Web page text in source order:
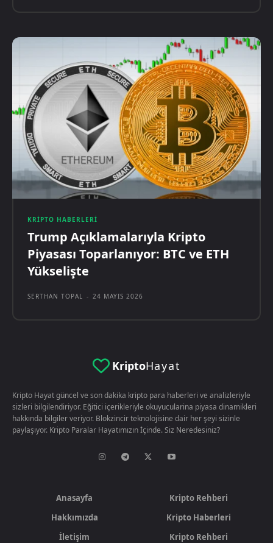
KRIPTO HABERLERI
Trump Açıklamalarıyla Kripto
Piyasası Toparlanıyor: BTC ve ETH
Yükselişte
SERTHAN TOPAL - 24 MAYIS 2026
KriptoHayat
Kripto Hayat güncel ve son dakika kripto para haberleri ve analizleriyle
sizleri bilgilendiriyor. Eğitici içerikleriyle okuyucularina piyasa dinamikleri
hakkında bilgiler veriyor. Blokzincir teknolojisine dair her şeyi sizinle
paylaşıyor. Kripto Paralar Hayatımızın İçinde. Siz Neredesiniz?
Anasayfa
Hakkımızda
İletişim
Kripto Rehberi
Kripto Haberleri
Kripto Rehberi